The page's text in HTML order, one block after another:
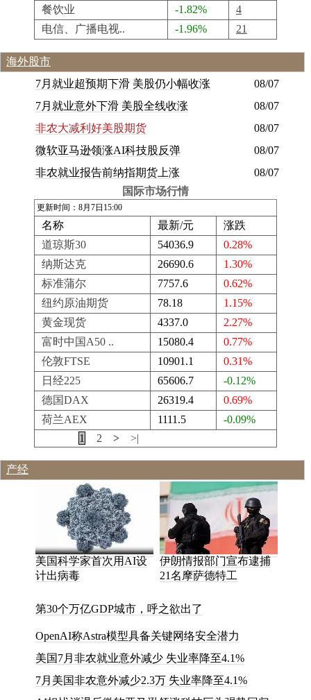
餐饮业
-1.82%
4
电信、广播电视..
-1.96% 21
海外股市
7月就业超预期下滑 美股仍小幅收涨
08/07
7月就业意外下滑 美股全线收涨
08/07
非农大减利好美股期货
08/07
微软亚马逊领涨AI科技股反弹
08/07
非农就业报告前纳指期货上涨
08/07
国际市场行情
更新时间：8月7日15:00
名称 最新/元
涨跌
道琼斯30
54036.9
0.28%
纳斯达克
26690.6
1.30%
标准蒲尔
7757.6
0.62%
纽约原油期货
78.18
1.15%
黄金现货
4337.0
2.27%
富时中国A50 ..
15080.4
0.77%
伦敦FTSE
10901.1
0.31%
日经225
65606.7
-0.12%
德国DAX
26319.4
0.69%
荷兰AEX
1111.5
-0.09%
1 2 > >|
产经
美国科学家首次用AI设
计出病毒
伊朗情报部门宣布逮捕
21名摩萨德特工
第30个万亿GDP城市 ， 呼之欲出了
OpenAI称Astra模型具备关键网络安全潜力
美国7月非农就业意外减少 失业率降至4.1%
7月美国非农意外减少2.3万 失业率降至4.1%